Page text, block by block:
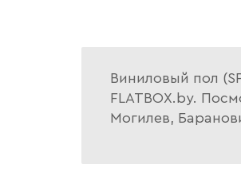
Виниловый пол
FLATBOX.by.
Могилев,